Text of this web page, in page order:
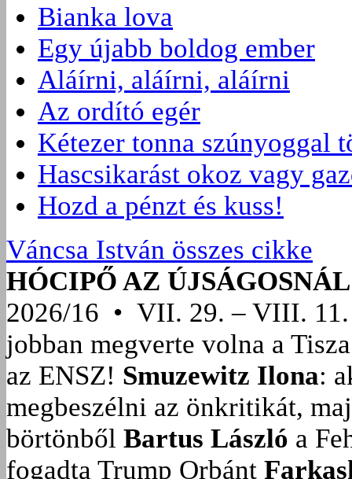
Bianka lova
Egy újabb boldog ember
Aláírni, aláírni, aláírni
Az ordító egér
Kétezer tonna szúnyoggal
Hascsikarást okoz vagy
Hozd a pénzt és kuss!
Váncsa István összes cikke
HÓCIPŐ AZ ÚJSÁGOSNÁL
2026/16 • VII. 29. – VIII. 11.
jobban megverte volna a
az ENSZ! Smuzewitz Ilona:
megbeszélni az önkritikát,
börtönből Bartus László a
fogadta Trump Orbánt